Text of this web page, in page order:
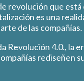
revolución que está
es una
de las compañías.
Revolución 4.0., la
rediseñen